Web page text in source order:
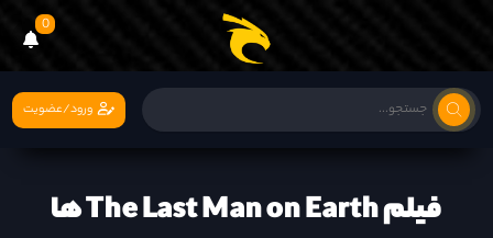
0
ورود/عضویت
فیلم The Last Man on Earth ها